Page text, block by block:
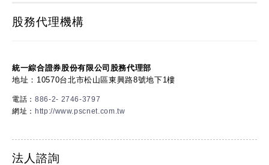
股務代理機構
統一綜合證券股份有限公司股務代理部
地址：10570台北市松山區東興路8號地下1樓
電話： 886-2- 2746-3797
網址： http://www.pscnet.com.tw
法人諮詢